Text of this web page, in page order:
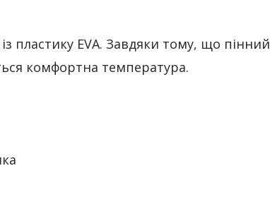
пластику EVA. Завдяки тому, що пінний
комфортна температура.